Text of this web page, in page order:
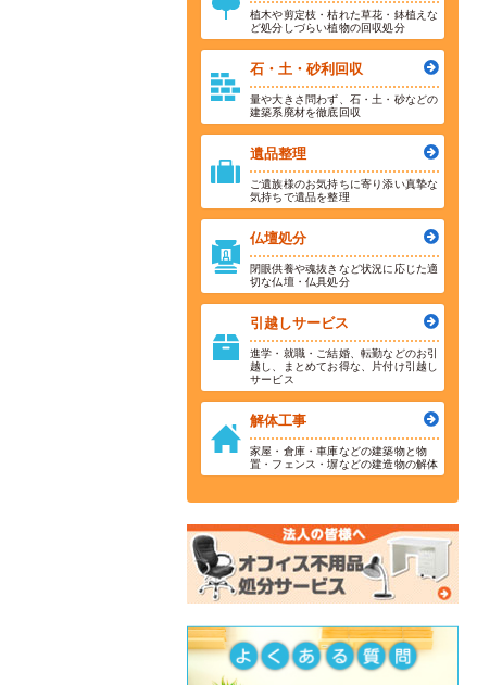
植木や剪定枝・枯れた草花・鉢植えな
ど処分しづらい植物の回収処分
石・土・砂利回収
量や大きさ問わず、石・土・砂などの
建築系廃材を徹底回収
遺品整理
ご遺族様のお気持ちに寄り添い真摯な
気持ちで遺品を整理
仏壇処分
閉眼供養や魂抜きなど状況に応じた適
切な仏壇・仏具処分
引越しサービス
進学・就職・ご結婚、転勤などのお引
越し、まとめてお得な、片付け引越し
サービス
解体工事
家屋・倉庫・車庫などの建築物と物
置・フェンス・塀などの建造物の解体